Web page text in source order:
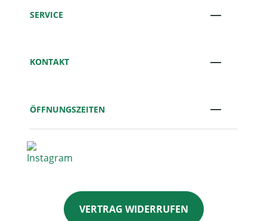
SERVICE
KONTAKT
ÖFFNUNGSZEITEN
VERTRAG WIDERRUFEN